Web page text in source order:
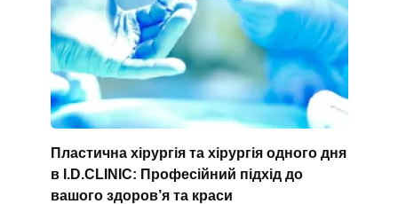
Пластична хірургія та хірургія одного дня
в I.D.CLINIC: Професійний підхід до
вашого здоров’я та краси